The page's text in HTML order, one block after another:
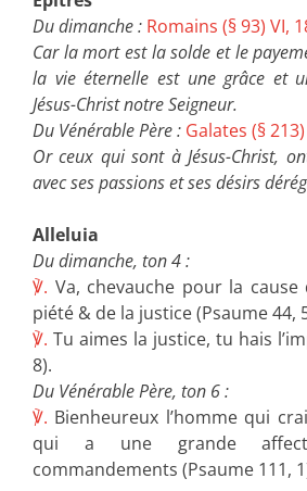
Du dimanche : Romains (§ 93) VI,
Car la mort est la solde et le
la vie éternelle est une grâce et
Jésus-Christ notre Seigneur.
Du Vénérable Père : Galates (§
Or ceux qui sont à Jésus-Christ,
avec ses passions et ses désirs
Alleluia
Du dimanche, ton 4 :
℣. Va, chevauche pour la
piété & de la justice (Psaume 44,
℣. Tu aimes la justice, tu hais
8).
Du Vénérable Père, ton 6 :
℣. Bienheureux l’homme qui
qui a une grande
commandements (Psaume 111,